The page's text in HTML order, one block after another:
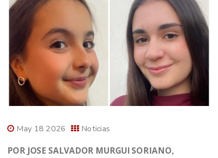
May 18 2026 Noticias
POR JOSE SALVADOR MURGUI SORIANO,